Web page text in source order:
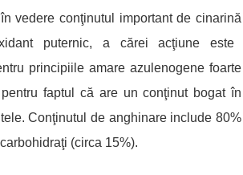
vedere conţinutul important de cinarină
puternic, a cărei acţiune este
principii le amare azulenogene foarte
faptul că are un conţinut bogat în
Conţinutul de anghinare include 80%
(circa 15%).